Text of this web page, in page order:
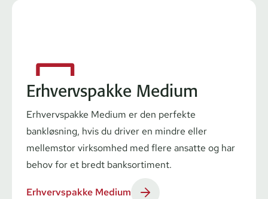
Erhvervspakke Medium
Erhvervspakke Medium er den perfekte
bankløsning, hvis du driver en mindre eller
mellemstor virksomhed med flere ansatte og har
behov for et bredt banksortiment.
Erhvervspakke Medium